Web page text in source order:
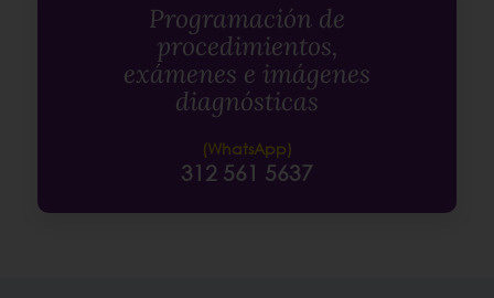
Programación de
procedimientos,
exámenes e imágenes
diagnósticas
(WhatsApp)
312 561 5637